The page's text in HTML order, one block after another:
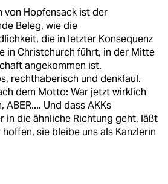
von Hopfensack ist der
Beleg, wie die
die in letzter Konsequenz
in Christchurch führt, in der Mitte
angekommen ist.
rechthaberisch und denkfaul.
dem Motto: War jetzt wirklich
ABER.... Und dass AKKs
in die ähnliche Richtung geht, läßt
sie bleibe uns als Kanzlerin